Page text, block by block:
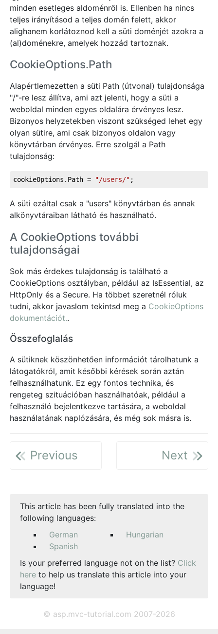
minden esetleges aldoménről is. Ellenben ha nincs
teljes irányításod a teljes domén felett, akkor
alighanem korlátoznod kell a süti doménjét azokra a
(al)doménekre, amelyek hozzád tartoznak.
CookieOptions.Path
Alapértlemezetten a süti Path (útvonal) tulajdonsága
"/"-re lesz állítva, ami azt jelenti, hogy a süti a
weboldal minden egyes oldalára érvényes lesz.
Bizonyos helyzetekben viszont szükséged lehet egy
olyan sütire, ami csak bizonyos oldalon vagy
könyvtárban érvényes. Erre szolgál a Path
tulajdonság:
cookieOptions.Path = "/users/" ;
A süti ezáltal csak a "users" könyvtárban és annak
alkönyvtáraiban látható és használható.
A CookieOptions további
tulajdonságai
Sok más érdekes tulajdonság is található a
CookieOptions osztályban, például az IsEssential, az
HttpOnly és a Secure. Ha többet szeretnél róluk
tudni, akkor javaslom tekintsd meg a CookieOptions
dokumentációt..
Összefoglalás
A sütiknek köszönhetően információt tárolhatunk a
látogatókról, amit későbbi kérések során aztán
felhasználhatunk. Ez egy fontos technika, és
rengeteg szituációban használhatóak, például a
felhasználó bejelentkezve tartására, a weboldal
használatának naplózására, és még sok másra is.
Previous Next
This article has been fully translated into the
following languages:
German
Hungarian
Spanish
Is your preferred language not on the list? Click
here to help us translate this article into your
language!
© asp.mvc-tutorial.com 2007-2026